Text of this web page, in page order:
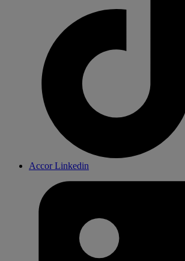
Accor Linkedin